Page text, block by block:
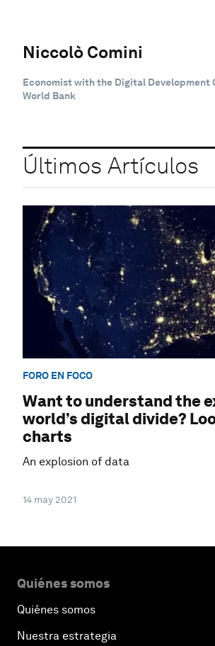
Niccolò Comini
Economist with the Digital Development
World Bank
Últimos Artículos
FORO EN FOCO
Want to understand the
world’s digital divide?
charts
An explosion of data
14 may 2021
Quiénes somos
Quiénes somos
Nuestra estrategia